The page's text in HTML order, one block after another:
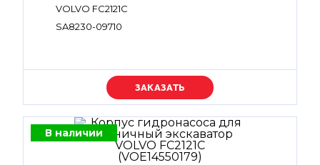
VOLVO FC2121C
SA8230-09710
Уточняйте цену
В наличии